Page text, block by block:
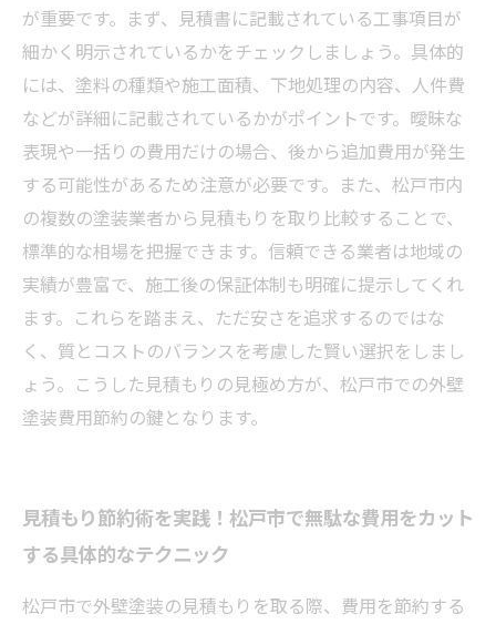
が重要です。まず、見積書に記載されている工事項目が
細かく明示されているかをチェックしましょう。具体的
には、塗料の種類や施工面積、下地処理の内容、人件費
などが詳細に記載されているかがポイントです。曖昧な
表現や一括りの費用だけの場合、後から追加費用が発生
する可能性があるため注意が必要です。また、松戸市内
の複数の塗装業者から見積もりを取り比較することで、
標準的な相場を把握できます。信頼できる業者は地域の
実績が豊富で、施工後の保証体制も明確に提示してくれ
ます。これらを踏まえ、ただ安さを追求するのではな
く、質とコストのバランスを考慮した賢い選択をしまし
ょう。こうした見積もりの見極め方が、松戸市での外壁
塗装費用節約の鍵となります。
見積もり節約術を実践！松戸市で無駄な費用をカット
する具体的なテクニック
松戸市で外壁塗装の見積もりを取る際、費用を節約する